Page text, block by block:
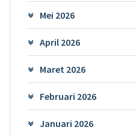
Mei 2026
April 2026
Maret 2026
Februari 2026
Januari 2026